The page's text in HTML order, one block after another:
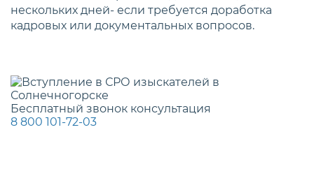
Бесплатный звонок консультация
8 800 101-72-03
нескольких дней- если требуется доработка
кадровых или документальных вопросов.